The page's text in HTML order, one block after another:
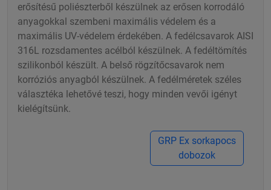
erősítésű poliészterből készülnek az erősen korrodáló
anyagokkal szembeni maximális védelem és a
maximális UV-védelem érdekében. A fedélcsavarok AISI
316L rozsdamentes acélból készülnek. A fedéltömítés
szilikonból készült. A belső rögzítőcsavarok nem
korróziós anyagból készülnek. A fedélméretek széles
választéka lehetővé teszi, hogy minden vevői igényt
kielégítsünk.
GRP Ex sorkapocs
dobozok